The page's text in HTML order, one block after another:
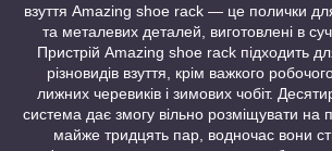
взуття Amazing shoe rack — це полички
та металевих деталей, виготовлені в
Пристрій Amazing shoe rack підходить
різновидів взуття, крім важкого
лижних черевиків і зимових чобіт.
система дає змогу вільно розміщувати на
майже тридцять пар, водночас вони